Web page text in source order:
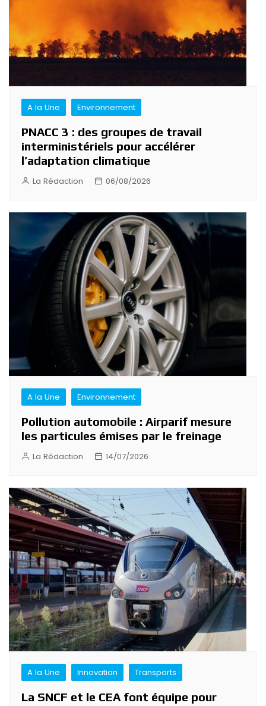
A la Une Environnement
PNACC 3 : des groupes de travail
interministériels pour accélérer
l’adaptation climatique
La Rédaction 06/08/2026
A la Une Environnement
Pollution automobile : Airparif mesure
les particules émises par le freinage
La Rédaction 14/07/2026
A la Une Innovation Transports
La SNCF et le CEA font équipe pour